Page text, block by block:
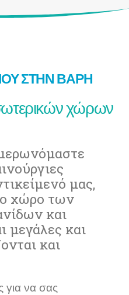
ΣΤΗΝ ΒΆΡΗ
χώρων
μας,
χώρο των
και
μεγάλες και
και
για να σας